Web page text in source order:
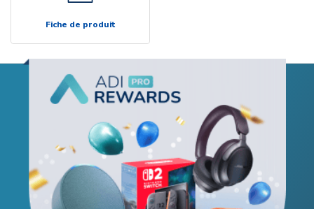
Fiche de produit